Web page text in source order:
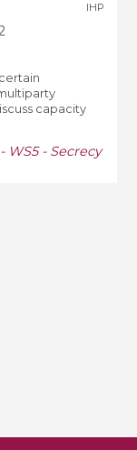
IHP
capacity
- WS5 - Secrecy